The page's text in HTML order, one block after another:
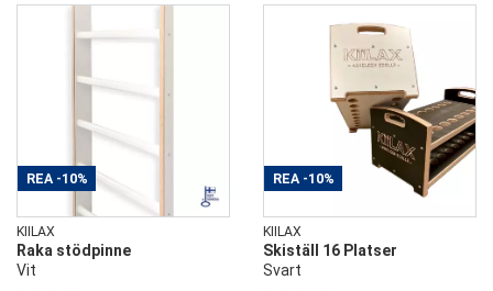
REA -10%
KIILAX
Raka stödpinne
Vit
REA -10%
KIILAX
Skiställ 16 Platser
Svart